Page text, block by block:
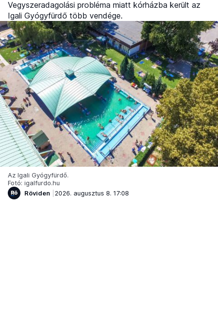
Vegyszeradagolási probléma miatt kórházba került az
Igali Gyógyfürdő több vendége.
Az Igali Gyógyfürdő.
Fotó: igalfurdo.hu
Röviden
2026. augusztus 8. 17:08